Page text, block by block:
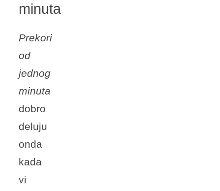
minuta
Prekori
od
jednog
minuta
dobro
deluju
onda
kada
vi